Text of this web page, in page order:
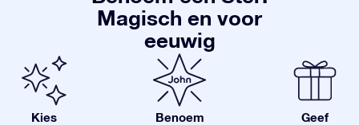
Magisch en voor
eeuwig
Kies Benoem Geef